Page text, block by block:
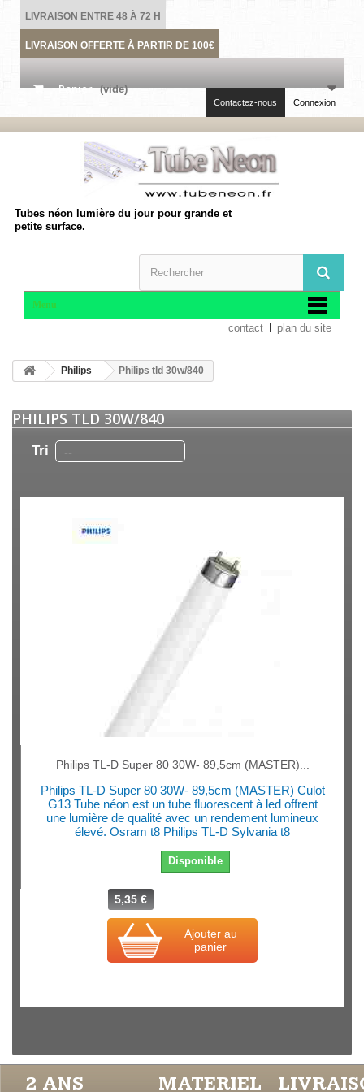
LIVRAISON ENTRE 48 À 72 H
LIVRAISON OFFERTE À PARTIR DE 100€
Panier (vide)
Connexion
Contactez-nous
Tubes néon lumière du jour pour grande et
petite surface.
Menu
contact plan du site
Philips Philips tld 30w/840
PHILIPS TLD 30W/840
Tri --
Philips TL-D Super 80 30W- 89,5cm (MASTER)...
Philips TL-D Super 80 30W- 89,5cm (MASTER) Culot
G13 Tube néon est un tube fluorescent à led offrent
une lumière de qualité avec un rendement lumineux
élevé. Osram t8 Philips TL-D Sylvania t8
Disponible
5,35 €
Ajouter au
panier
2 ANS MATERIEL